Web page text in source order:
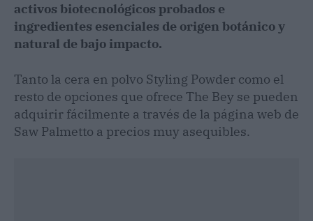
activos biotecnológicos probados e
ingredientes esenciales de origen botánico y
natural de bajo impacto.
Tanto la cera en polvo Styling Powder como el
resto de opciones que ofrece The Bey se pueden
adquirir fácilmente a través de la página web de
Saw Palmetto a precios muy asequibles.